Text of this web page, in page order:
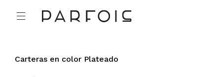

Carteras en color Plateado